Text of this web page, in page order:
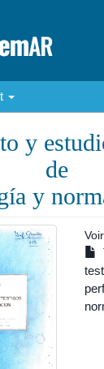
y
de
y